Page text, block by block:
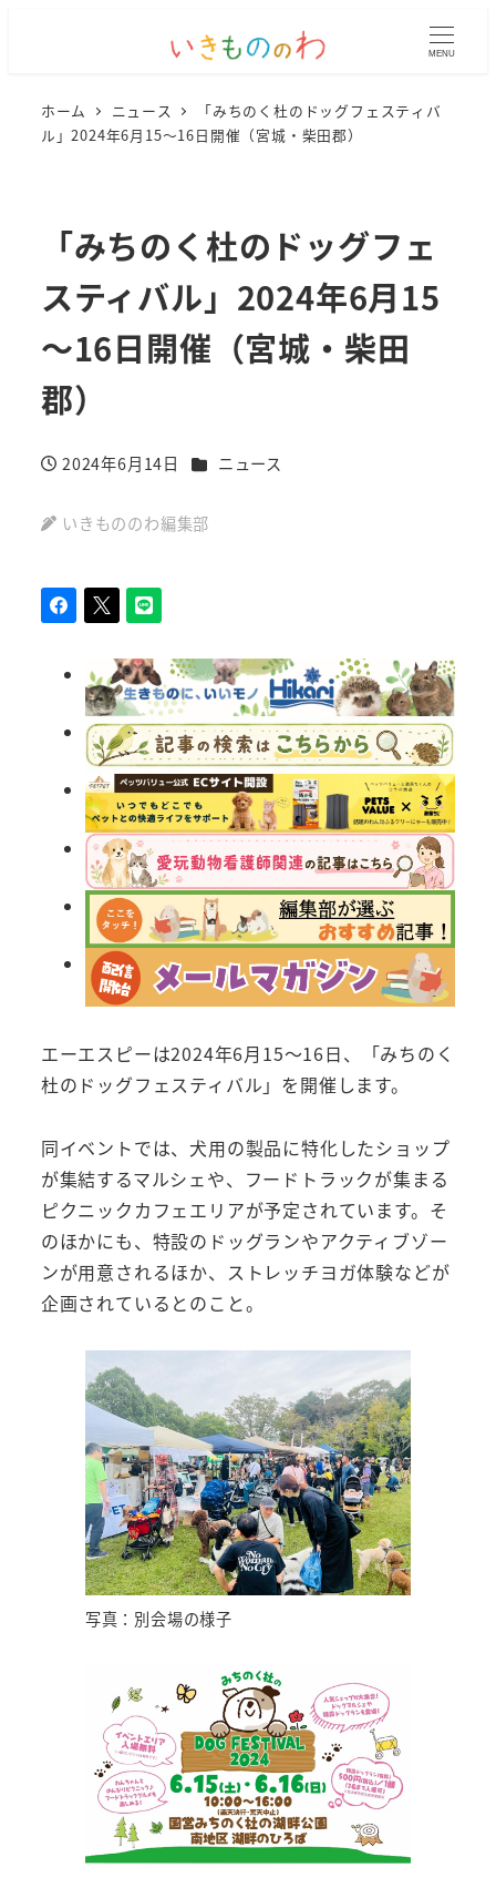
MENU
ホーム ニュース
「みちのく杜のドッグフェスティバ
ル」2024年6月15～16日開催（宮城・柴田郡）
「みちのく杜のドッグフェ
スティバル」2024年6月15
～16日開催（宮城・柴田
郡）
投稿日
2024年6月14日 カテゴリー
ニュース
いきもののわ編集部
エーエスピーは2024年6月15～16日、「みちのく
杜のドッグフェスティバル」を開催します。
同イベントでは、犬用の製品に特化したショップ
が集結するマルシェや、フードトラックが集まる
ピクニックカフェエリアが予定されています。そ
のほかにも、特設のドッグランやアクティブゾー
ンが用意されるほか、ストレッチヨガ体験などが
企画されているとのこと。
写真：別会場の様子